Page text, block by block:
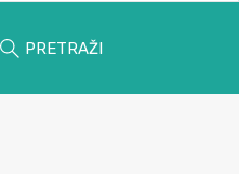
PRETRAŽI